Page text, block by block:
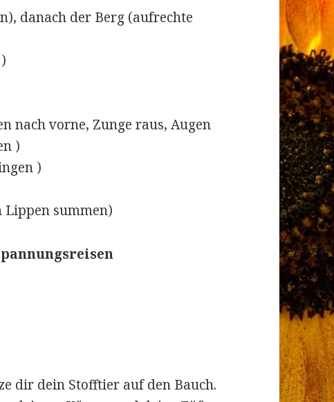
danach der Berg (aufrechte
nach vorne, Zunge raus, Augen
)
)
Lippen summen)
dir dein Stofftier auf den Bauch.